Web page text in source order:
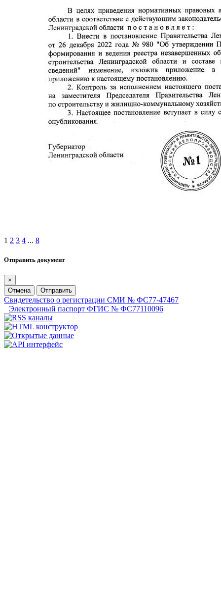
1 2 3 4 ... 8
Отправить документ
×
Отмена
Отправить
Свидетельство о регистрации СМИ № ФС77-47467
Электронный паспорт ФГИС № ФС77110096